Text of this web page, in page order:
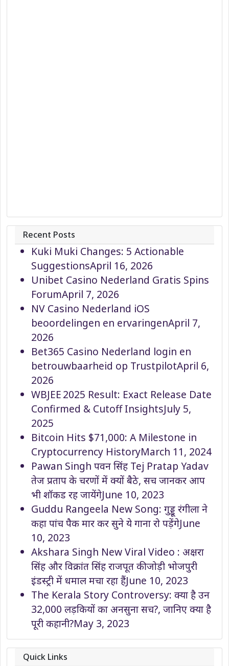
Recent Posts
Kuki Muki Changes: 5 Actionable
SuggestionsApril 16, 2026
Unibet Casino Nederland Gratis Spins
ForumApril 7, 2026
NV Casino Nederland iOS
beoordelingen en ervaringenApril 7,
2026
Bet365 Casino Nederland login en
betrouwbaarheid op TrustpilotApril 6,
2026
WBJEE 2025 Result: Exact Release Date
Confirmed & Cutoff InsightsJuly 5,
2025
Bitcoin Hits $71,000: A Milestone in
Cryptocurrency HistoryMarch 11, 2024
Pawan Singh पवन सिंह Tej Pratap Yadav
तेज प्रताप के चरणों में क्यों बैठे, सच जानकर आप
भी शॉकड रह जायेंगेJune 10, 2023
Guddu Rangeela New Song: गुड्डू रंगीला ने
कहा पांच पैक मार कर सुने ये गाना रो पड़ेंगेJune
10, 2023
Akshara Singh New Viral Video : अक्षरा
सिंह और विक्रांत सिंह राजपूत की जोड़ी भोजपुरी
इंडस्ट्री में धमाल मचा रहा हैंJune 10, 2023
The Kerala Story Controversy: क्या है उन
32,000 लड़कियों का अनसुना सच?, जानिए क्या है
पूरी कहानी?May 3, 2023
Quick Links